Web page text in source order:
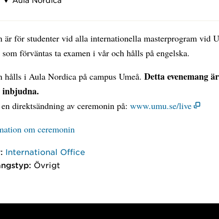
är för studenter vid alla internationella masterprogram vid
förväntas ta examen i vår och hålls på engelska.
hålls i Aula Nordica på campus Umeå.Detta evenemang
inbjudna.
direktsändning av ceremonin på:www.umu.se/live
om ceremonin
International Office
Övrigt